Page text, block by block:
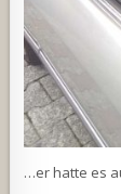
…er hatte es